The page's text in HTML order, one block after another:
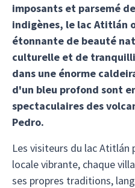
imposants et parsemé
indigènes, le lac Atitlán
étonnante de beauté
culturelle et de
dans une énorme
d'un bleu profond sont
spectaculaires des
Pedro.
Les visiteurs du lac Atitlán
locale vibrante, chaque
ses propres traditions,